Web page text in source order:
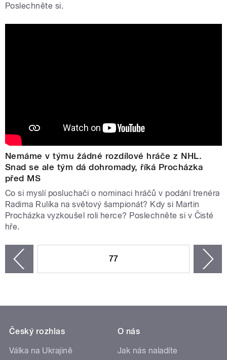
Poslechněte si.
Nemáme v týmu žádné rozdílové hráče z NHL.
Snad se ale tým dá dohromady, říká Procházka
před MS
Co si myslí posluchači o nominaci hráčů v podání trenéra
Radima Rulíka na světový šampionát? Kdy si Martin
Procházka vyzkoušel roli herce? Poslechněte si v Čisté
hře.
77
Český rozhlas
Válka na Ukrajině
O nás
Jak nás naladíte